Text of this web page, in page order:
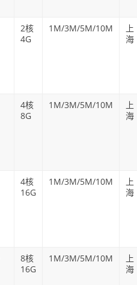
2核
4G
1M/3M/5M/10M
上
海
4核
8G
1M/3M/5M/10M
上
海
4核
16G
1M/3M/5M/10M
上
海
8核
16G
1M/3M/5M/10M
上
海